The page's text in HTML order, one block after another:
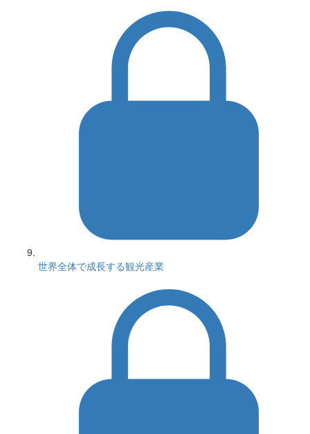
世界全体で成長する観光産業